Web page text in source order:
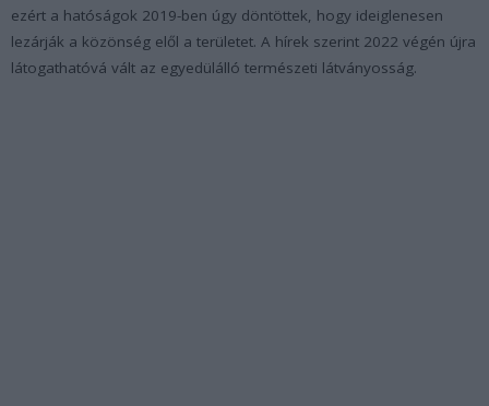
ezért a hatóságok 2019-ben úgy döntöttek, hogy ideiglenesen
lezárják a közönség elől a területet. A hírek szerint 2022 végén újra
látogathatóvá vált az egyedülálló természeti látványosság.